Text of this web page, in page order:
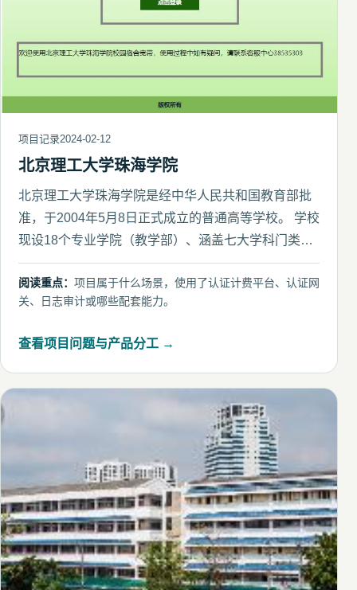
项目记录2024-02-12
北京理工大学珠海学院
北京理工大学珠海学院是经中华人民共和国教育部批
准，于2004年5月8日正式成立的普通高等学校。 学校
现设18个专业学院（教学部）、涵盖七大学科门类的
61个本科专
阅读重点： 项目属于什么场景，使用了认证计费平台、认证网
关、日志审计或哪些配套能力。
查看项目问题与产品分工 →